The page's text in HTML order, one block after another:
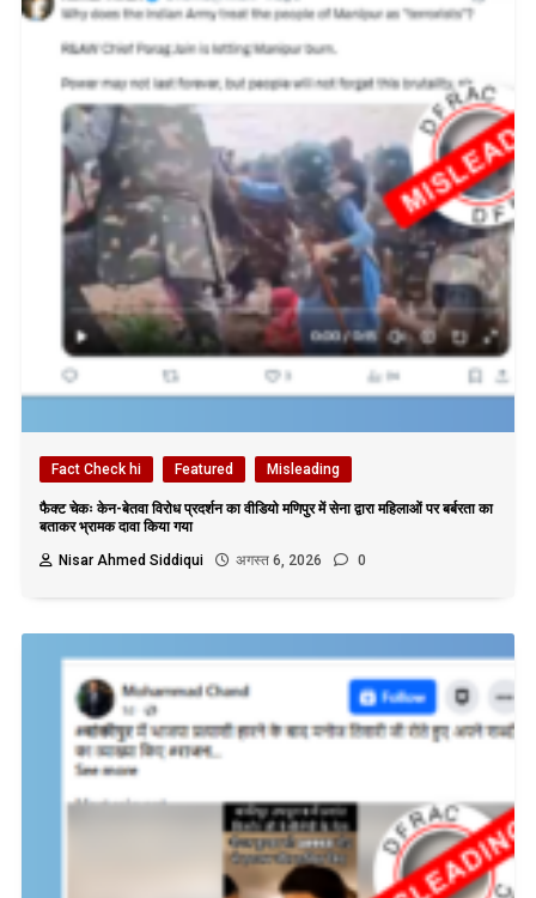
Fact Check hi Featured Misleading
फैक्ट चेकः केन-बेतवा विरोध प्रदर्शन का वीडियो मणिपुर में सेना द्वारा महिलाओं पर बर्बरता का
बताकर भ्रामक दावा किया गया
Nisar Ahmed Siddiqui
अगस्त 6, 2026 0